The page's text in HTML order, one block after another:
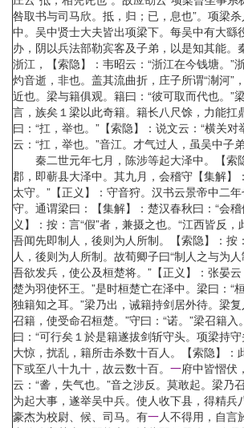
咎取书与司马欣。抵，归；已，息也”。项梁
中。吴中贤士大夫皆出项梁下。每吴中有大繇
办，阴以兵法部勒宾客及子弟，以是知其能。
浙江，【索隐】：韦昭云：“浙江在今钱塘。”
灼音逝，非也。盖其流曲折，庄子所谓“淛河”
近也。梁与籍俱观。籍曰：“彼可取而代也。”
言，族矣１梁以此奇籍。籍长八尺馀，力能扛
曰：“扛，举也。”【索隐】：说文云：“横关对
云：“扛，举也。”音江。才气过人，虽吴中子
秦二世元年七月，陈涉等起大泽中。【索
郡，即蕲县大泽中。其九月，会稽守【集解】
太守。”【正义】：守音狩。汉书云景帝中二
守。通谓梁曰：【集解】：楚汉春秋曰：“会
义】：按：言“假”者，兼摄之也。“江西皆反，
吾闻先即制人，後则为人所制。【索隐】：按
人，後则为人所制。故荀卿子曰“制人之与为人
吾欲发兵，使公及桓楚将。”【正义】：张晏
楚为羽使怀王。”是时桓楚亡在泽中。梁曰：“
独籍知之耳。”梁乃出，诫籍持剑居外待。梁
召籍，使受命召桓楚。”守曰：“诺。”梁召籍
曰：“可行矣１於是籍遂拔剑斩守头。项梁持
大惊，扰乱，籍所击杀数十百人。【索隐】：
下或至八十九十，故云数十百。 一府中皆慴伏
云：“詟，失气也。”音之涉反。莫敢起。梁乃
为起大事，遂举吴中兵。使人收下县，得精兵
豪杰为校尉、候、司马。有一人不得用，自言